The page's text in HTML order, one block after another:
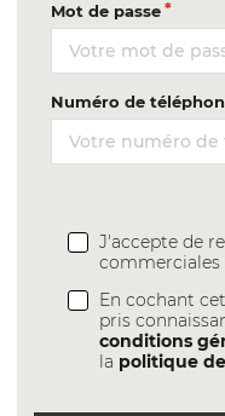
Mot de passe
Numéro de
J'accepte de
commerciales
En cochant
pris
conditions
la politique